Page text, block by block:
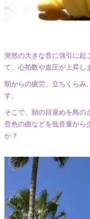
突然の大きな音に強引に起
て、心拍数や血圧が上昇し
朝からの疲労、立ちくらみ
す。
そこで、朝の目覚めを鳥の
音色の曲などを低音量から
か？